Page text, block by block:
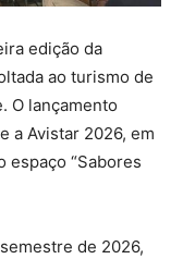
edição da
ao turismo de
O lançamento
a Avistar 2026, em
espaço “Sabores
de 2026,